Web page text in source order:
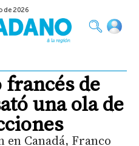
de 2026
de
una ola de
en Canadá, Franco